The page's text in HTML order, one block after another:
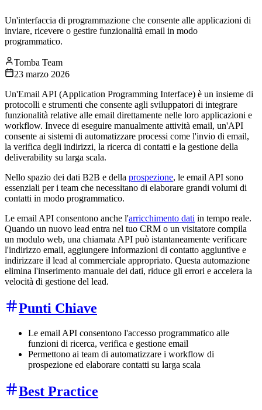
Un'interfaccia di programmazione che consente alle applicazioni di
inviare, ricevere o gestire funzionalità email in modo
programmatico.
Tomba Team
23 marzo 2026
Un'Email API (Application Programming Interface) è un insieme di
protocolli e strumenti che consente agli sviluppatori di integrare
funzionalità relative alle email direttamente nelle loro applicazioni e
workflow. Invece di eseguire manualmente attività email, un'API
consente ai sistemi di automatizzare processi come l'invio di email,
la verifica degli indirizzi, la ricerca di contatti e la gestione della
deliverability su larga scala.
Nello spazio dei dati B2B e della prospezione, le email API sono
essenziali per i team che necessitano di elaborare grandi volumi di
contatti in modo programmatico.
Le email API consentono anche l'arricchimento dati in tempo reale.
Quando un nuovo lead entra nel tuo CRM o un visitatore compila
un modulo web, una chiamata API può istantaneamente verificare
l'indirizzo email, aggiungere informazioni di contatto aggiuntive e
indirizzare il lead al commerciale appropriato. Questa automazione
elimina l'inserimento manuale dei dati, riduce gli errori e accelera la
velocità di gestione del lead.
Punti Chiave
Le email API consentono l'accesso programmatico alle
funzioni di ricerca, verifica e gestione email
Permettono ai team di automatizzare i workflow di
prospezione ed elaborare contatti su larga scala
Best Practice